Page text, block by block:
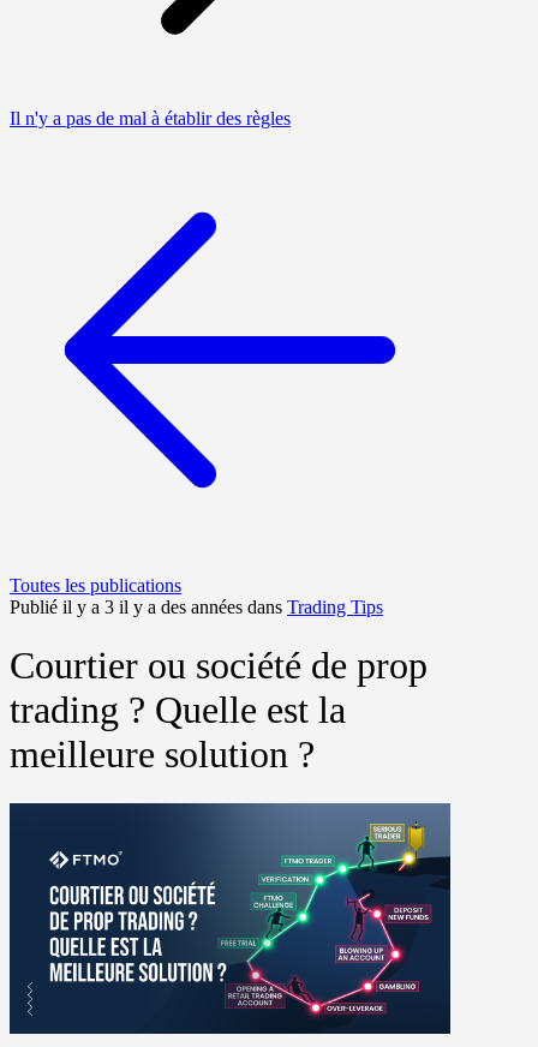
Il n'y a pas de mal à établir des règles
Toutes les publications
Publié il y a 3 il y a des années dans Trading Tips
Courtier ou société de prop
trading ? Quelle est la
meilleure solution ?